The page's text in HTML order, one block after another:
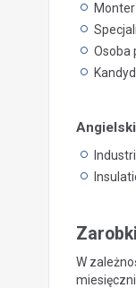
Osoba
W